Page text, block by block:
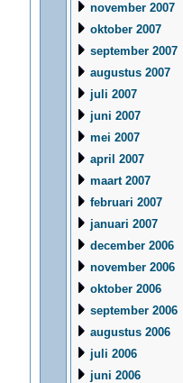
november 2007
oktober 2007
september 2007
augustus 2007
juli 2007
juni 2007
mei 2007
april 2007
maart 2007
februari 2007
januari 2007
december 2006
november 2006
oktober 2006
september 2006
augustus 2006
juli 2006
juni 2006